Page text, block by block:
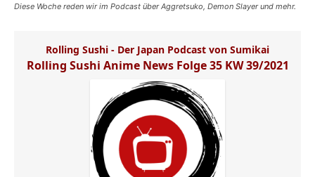
Diese Woche reden wir im Podcast über Aggretsuko, Demon Slayer und mehr.